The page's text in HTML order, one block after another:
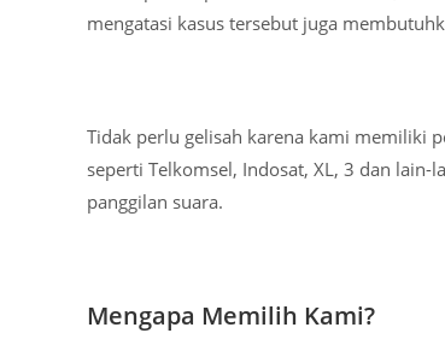
mengatasi kasus tersebut juga
Tidak perlu gelisah karena kami memiliki
seperti Telkomsel, Indosat, XL, 3 dan
panggilan suara.
Mengapa Memilih Kami?